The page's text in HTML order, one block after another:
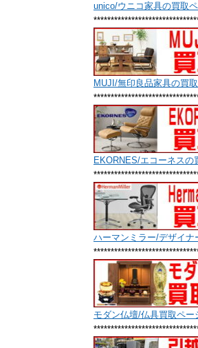
unico/ウニコ家具の買取
MUJI/無印良品家具の買
EKORNES/エコーネスの
ハーマンミラー/デザイ
モダン仏壇/仏具買取ペー